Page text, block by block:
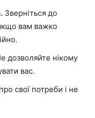
Зверніться до
вам важко
дозволяйте нікому
вас.
свої потреби і не